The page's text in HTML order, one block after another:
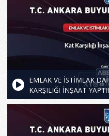
EMLAK VE İSTİMLAK
KARŞILIĞI İNŞAAT